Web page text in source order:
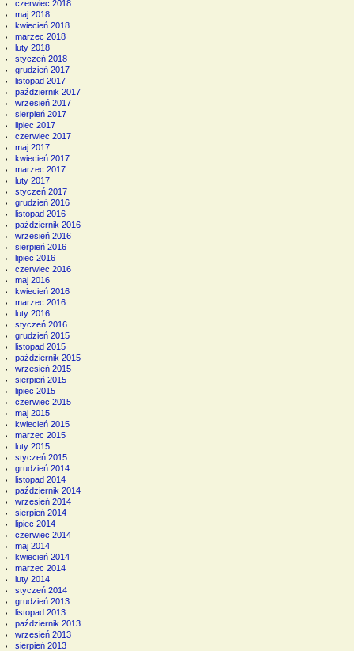
czerwiec 2018
maj 2018
kwiecień 2018
marzec 2018
luty 2018
styczeń 2018
grudzień 2017
listopad 2017
październik 2017
wrzesień 2017
sierpień 2017
lipiec 2017
czerwiec 2017
maj 2017
kwiecień 2017
marzec 2017
luty 2017
styczeń 2017
grudzień 2016
listopad 2016
październik 2016
wrzesień 2016
sierpień 2016
lipiec 2016
czerwiec 2016
maj 2016
kwiecień 2016
marzec 2016
luty 2016
styczeń 2016
grudzień 2015
listopad 2015
październik 2015
wrzesień 2015
sierpień 2015
lipiec 2015
czerwiec 2015
maj 2015
kwiecień 2015
marzec 2015
luty 2015
styczeń 2015
grudzień 2014
listopad 2014
październik 2014
wrzesień 2014
sierpień 2014
lipiec 2014
czerwiec 2014
maj 2014
kwiecień 2014
marzec 2014
luty 2014
styczeń 2014
grudzień 2013
listopad 2013
październik 2013
wrzesień 2013
sierpień 2013